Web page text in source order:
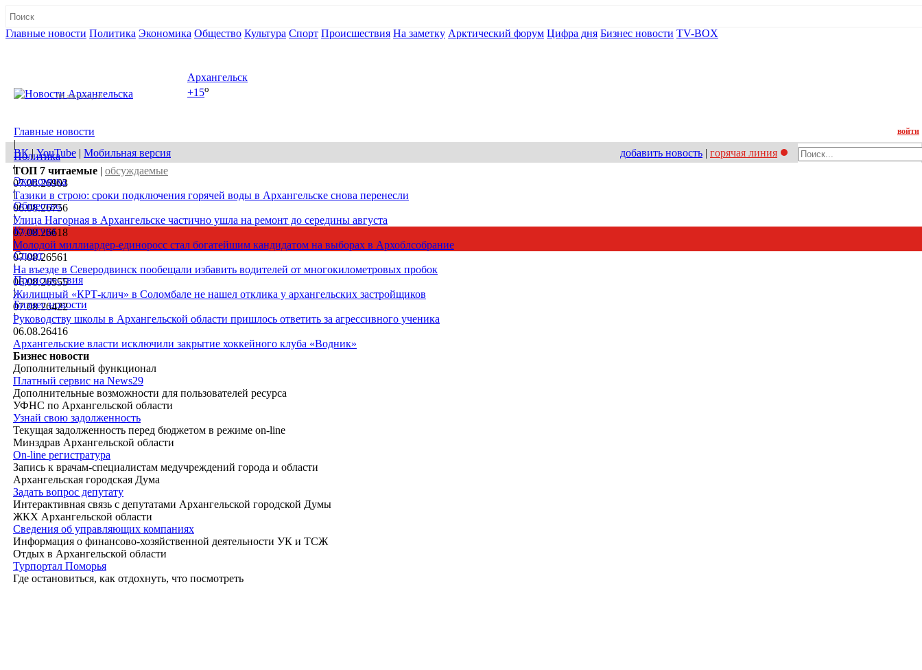
Главные новости Политика Экономика Общество Культура Спорт Происшествия На заметку Арктический форум Цифра дня Бизнес новости TV-BOX
08 августа, сб
Архангельск
+15o
Главные новости
|
Политика
|
Экономика
|
Общество
|
Культура
|
Спорт
|
Происшествия
|
Бизнес новости
|
войти
ВК|YouTube | Мобильная версия добавить новость | горячая линия
ТОП 7 читаемые | обсуждаемые
07.08.26903
Тазики в строю: сроки подключения горячей воды в Архангельске снова перенесли
06.08.26756
Улица Нагорная в Архангельске частично ушла на ремонт до середины августа
07.08.26618
Молодой миллиардер-единоросс стал богатейшим кандидатом на выборах в Архоблсобрание
07.08.26561
На въезде в Северодвинск пообещали избавить водителей от многокилометровых пробок
06.08.26555
Жилищный «КРТ-клич» в Соломбале не нашел отклика у архангельских застройщиков
07.08.26422
Руководству школы в Архангельской области пришлось ответить за агрессивного ученика
06.08.26416
Архангельские власти исключили закрытие хоккейного клуба «Водник»
Бизнес новости
Дополнительный функционал
Платный сервис на News29
Дополнительные возможности для пользователей ресурса
УФНС по Архангельской области
Узнай свою задолженность
Текущая задолженность перед бюджетом в режиме on-line
Минздрав Архангельской области
On-line регистратура
Запись к врачам-специалистам медучреждений города и области
Архангельская городская Дума
Задать вопрос депутату
Интерактивная связь с депутатами Архангельской городской Думы
ЖКХ Архангельской области
Сведения об управляющих компаниях
Информация о финансово-хозяйственной деятельности УК и ТСЖ
Отдых в Архангельской области
Турпортал Поморья
Где остановиться, как отдохнуть, что посмотреть